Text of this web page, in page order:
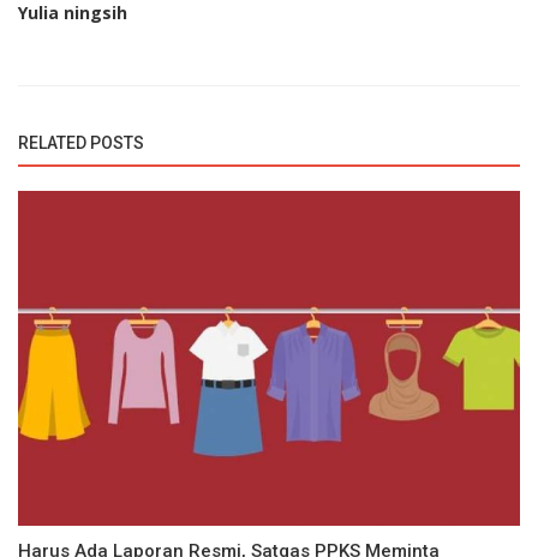
Yulia ningsih
RELATED POSTS
Harus Ada Laporan Resmi, Satgas PPKS Meminta